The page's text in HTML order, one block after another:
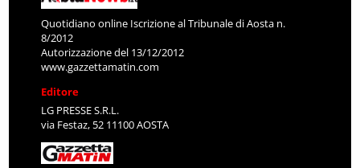
Quotidiano online Iscrizione al Tribunale di Aosta n.
8/2012
Autorizzazione del 13/12/2012
www.gazzettamatin.com
Editore
LG PRESSE S.R.L.
via Festaz, 52 11100 AOSTA